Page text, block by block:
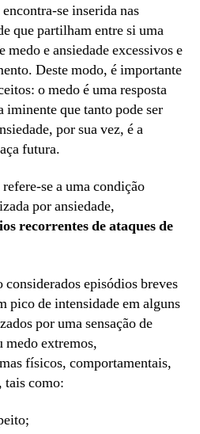
se inserida nas
que partilham entre si uma
medo e ansiedade excessivos e
Deste modo, é importante
o medo é uma resposta
iminente que tanto pode ser
por sua vez, é a
futura.
se a uma condição
por ansiedade,
recorrentes de ataques de
considerados episódios breves
pico de intensidade em alguns
por uma sensação de
medo extremos,
físicos, comportamentais,
tais como: